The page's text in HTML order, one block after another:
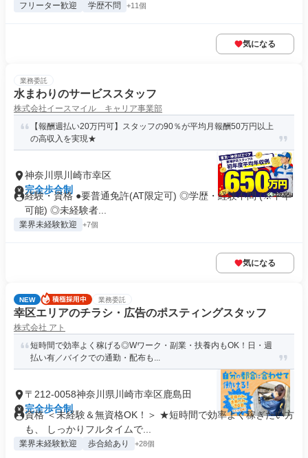
フリーター歓迎 学歴不問 +11個
気になる
業務委託
水まわりのサービススタッフ
株式会社イースマイル キャリア事業部
【報酬週払い20万円可】スタッフの90％が平均月報酬50万円以上
の高収入を実現★
神奈川県川崎市幸区
完全歩合制
経験・資格 ●要普通免許(AT限定可) ◎学歴・経験不問 (※中卒
可能) ◎未経験者...
業界未経験歓迎 +7個
気になる
NEW 業務委託
幸区エリアのチラシ・広告のポスティングスタッフ
株式会社 アト
短時間で効率よく稼げる◎Wワーク・副業・扶養内もOK！日・週
払い有／バイクでの通勤・配布も...
〒212-0058神奈川県川崎市幸区鹿島田
完全歩合制
資格 ＜未経験＆無資格OK！＞ ★短時間で効率よく稼ぎたい方
も、 しっかりフルタイムで...
業界未経験歓迎 歩合給あり +28個